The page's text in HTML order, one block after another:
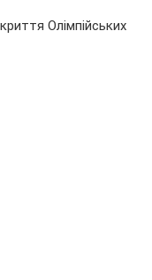
Олімпійських